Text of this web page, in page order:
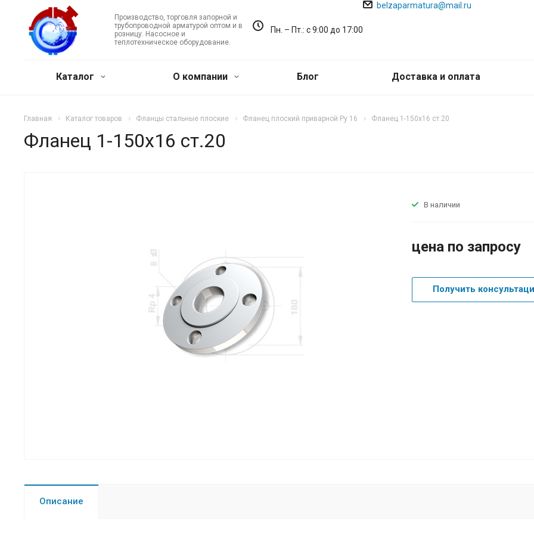
Производство, торговля запорной и
трубопроводной арматурой оптом и в
розницу. Насосное и
теплотехническое оборудование.
Пн. – Пт.: с 9:00 до 17:00
belzaparmatura@mail.ru
Каталог О компании Блог Доставка и оплата
Главная Каталог товаров Фланцы стальные плоские Фланец плоский приварной Ру 16 Фланец 1-150х16 ст.20
Фланец 1-150х16 ст.20
В наличии
цена по запросу
Получить
Описание